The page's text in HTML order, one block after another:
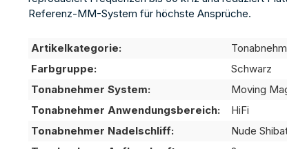
Referenz-MM-System für höchste Ansprüche.
Artikelkategorie:
Farbgruppe:
Schwarz
Tonabnehmer System:
Moving
Tonabnehmer Anwendungsbereich:
HiFi
Tonabnehmer Nadelschliff:
Nude